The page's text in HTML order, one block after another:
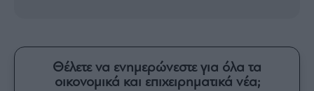
Θέλετε να ενημερώνεστε για όλα τα
οικονομικά και επιχειρηματικά νέα;